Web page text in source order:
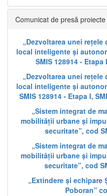
Comunicat de presă proiecte
„Dezvoltarea unei
local inteligente și
SMIS 128914 - Etapa
„Dezvoltarea unei
local inteligente și
SMIS 128914 - Etapa I,
„Sistem integrat de
mobilității urbane și
securitate”, cod
„Sistem integrat de
mobilității urbane și
securitate”, cod
„Extindere și echipare
Poboran”